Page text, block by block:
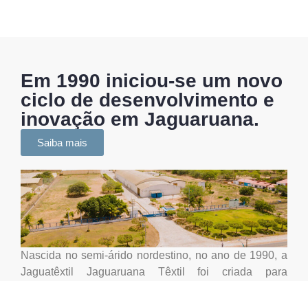
Em 1990 iniciou-se um novo
ciclo de desenvolvimento e
inovação em Jaguaruana.
Saiba mais
Nascida no semi-árido nordestino, no ano de 1990, a
Jaguatêxtil Jaguaruana Têxtil foi criada para